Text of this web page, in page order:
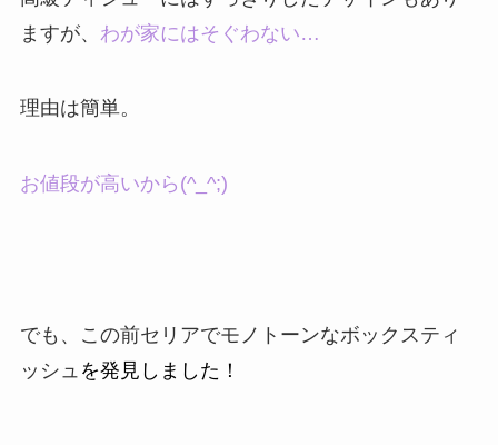
ますが、 わが家にはそぐわない…
理由は簡単。
お値段が高いから(^_^;)
でも、この前セリアでモノトーンなボックスティ
ッシュ を発見しました！